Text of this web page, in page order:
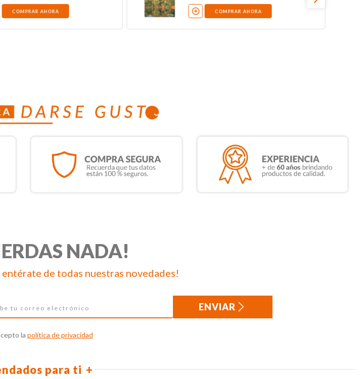
COMPRAR AHORA COMPRAR AHORA
NADA!
entérate de todas nuestras novedades!
ENVIAR
la política de privacidad
para ti